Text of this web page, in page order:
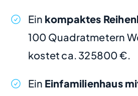
Ein kompaktes
100 Quadratmetern
kostet ca. 325800 €.
Ein Einfamilienhaus